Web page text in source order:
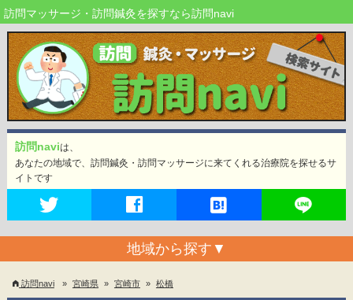
訪問マッサージ・訪問鍼灸を探すなら訪問navi
訪問naviは、
あなたの地域で、訪問鍼灸・訪問マッサージに来てくれる治療院を探せるサ
イトです
地域から探す ▼
訪問navi » 宮崎県 » 宮崎市 » 松橋